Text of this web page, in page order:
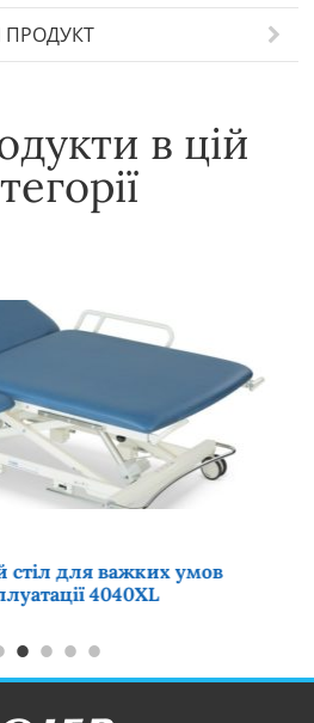
ПРОДУКТ
в цій
для важких умов
4040XL